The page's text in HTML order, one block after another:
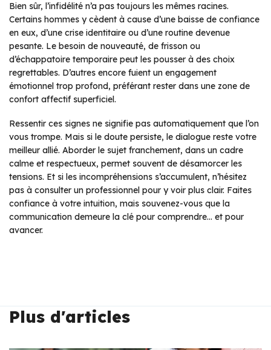
Bien sûr, l’infidélité n’a pas toujours les mêmes racines.
Certains hommes y cèdent à cause d’une baisse de confiance
en eux, d’une crise identitaire ou d’une routine devenue
pesante. Le besoin de nouveauté, de frisson ou
d’échappatoire temporaire peut les pousser à des choix
regrettables. D’autres encore fuient un engagement
émotionnel trop profond, préférant rester dans une zone de
confort affectif superficiel.
Ressentir ces signes ne signifie pas automatiquement que l’on
vous trompe. Mais si le doute persiste, le dialogue reste votre
meilleur allié. Aborder le sujet franchement, dans un cadre
calme et respectueux, permet souvent de désamorcer les
tensions. Et si les incompréhensions s’accumulent, n’hésitez
pas à consulter un professionnel pour y voir plus clair. Faites
confiance à votre intuition, mais souvenez-vous que la
communication demeure la clé pour comprendre… et pour
avancer.
Plus d'articles